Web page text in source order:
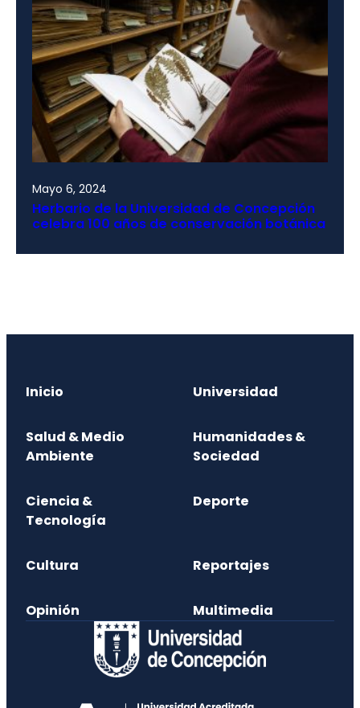
Mayo 6, 2024
Herbario de la Universidad de Concepción
celebra 100 años de conservación botánica
Inicio Universidad
Salud & Medio
Ambiente
Humanidades &
Sociedad
Ciencia &
Tecnología
Deporte
Cultura Reportajes
Opinión Multimedia